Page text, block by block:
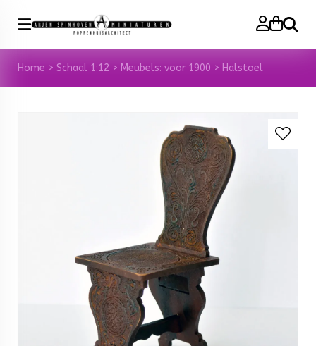
Zoeken
Home > Schaal 1:12 > Meubels: voor 1900 > Halstoel